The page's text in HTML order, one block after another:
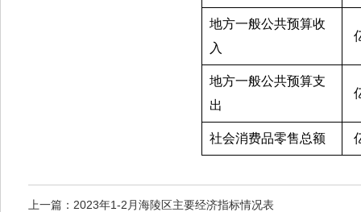
地方一般公共预算收
入
地方一般公共预算支
出
社会消费品零售总额
上一篇：2023年1-2月海陵区主要经济指标情况表